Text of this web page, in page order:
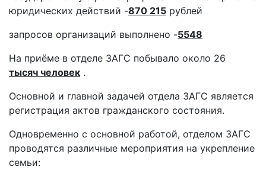
юридических действий -870 215 рублей
запросов организаций выполнено -5548
На приёме в отделе ЗАГС побывало около 26
тысяч человек .
Основной и главной задачей отдела ЗАГС является
регистрация актов гражданского состояния.
Одновременно с основной работой, отделом ЗАГС
проводятся различные мероприятия на укрепление
семьи: